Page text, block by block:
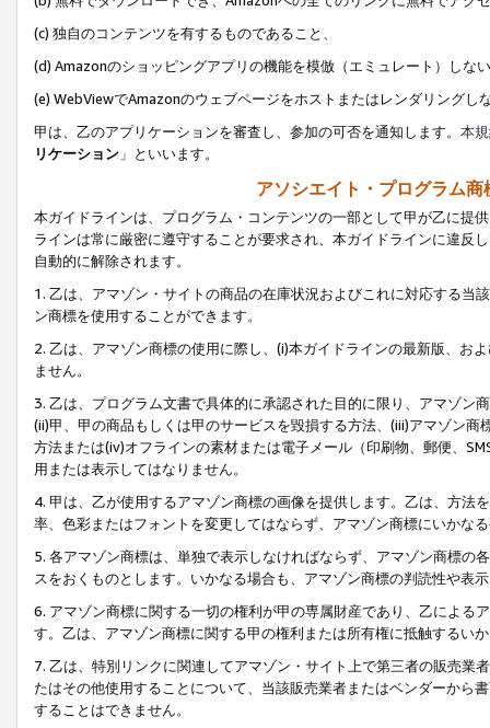
(c) 独自のコンテンツを有するものであること、
(d) Amazonのショッピングアプリの機能を模倣（エミュレート）しな
(e) WebViewでAmazonのウェブページをホストまたはレンダリングし
甲は、乙のアプリケーションを審査し、参加の可否を通知します。 本
リケーション 」といいます。
アソシエイト・プログラム
本ガイドラインは、プログラム・コンテンツの一部として甲が乙に提
ラインは常に厳密に遵守することが要求され、本ガイドラインに違反
自動的に解除されます。
1. 乙は、アマゾン・サイトの商品の在庫状況およびこれに対応する
ン商標を使用することができます。
2. 乙は、アマゾン商標の使用に際し、(i)本ガイドラインの最新版、お
ません。
3. 乙は、プログラム文書で具体的に承認された目的に限り、アマゾン
(ii)甲、甲の商品もしくは甲のサービスを毀損する方法、(iii)アマゾン
方法または(iv)オフラインの素材または電子メール（印刷物、郵便、
用または表示してはなりません。
4. 甲は、乙が使用するアマゾン商標の画像を提供します。乙は、方
率、色彩またはフォントを変更してはならず、アマゾン商標にいかな
5. 各アマゾン商標は、単独で表示しなければならず、アマゾン商標
スをおくものとします。いかなる場合も、アマゾン商標の判読性や表
6. アマゾン商標に関する一切の権利が甲の専属財産であり、乙による
す。乙は、アマゾン商標に関する甲の権利または所有権に抵触するい
7. 乙は、特別リンクに関連してアマゾン・サイト上で第三者の販売
たはその他使用することについて、当該販売業者またはベンダーから
することはできません。